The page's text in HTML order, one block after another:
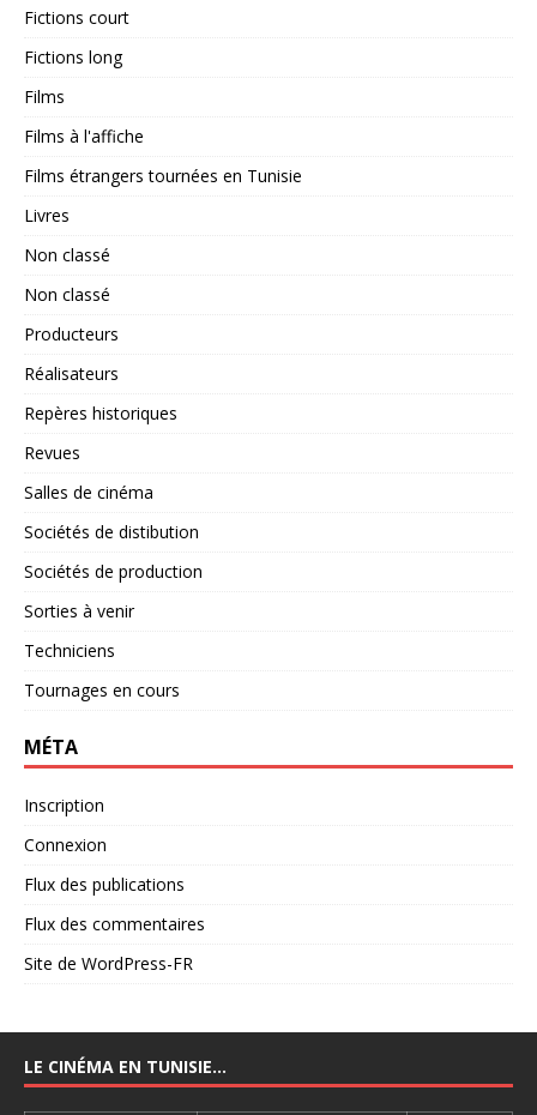
Fictions court
Fictions long
Films
Films à l'affiche
Films étrangers tournées en Tunisie
Livres
Non classé
Non classé
Producteurs
Réalisateurs
Repères historiques
Revues
Salles de cinéma
Sociétés de distibution
Sociétés de production
Sorties à venir
Techniciens
Tournages en cours
MÉTA
Inscription
Connexion
Flux des publications
Flux des commentaires
Site de WordPress-FR
LE CINÉMA EN TUNISIE…